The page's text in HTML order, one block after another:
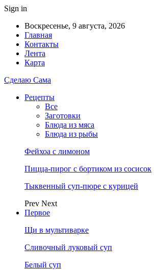
Sign in
Воскресенье, 9 августа, 2026
Главная
Контакты
Лента
Карта
Сделаю Сама
Рецепты
Все
Заготовки
Блюда из мяса
Блюда из рыбы
Фейхоа с лимоном
Пицца-пирог с бортиком из сосисок
Тыквенный суп-пюре с курицей
Prev Next
Первое
Щи в мультиварке
Сливочный луковый суп
Белый суп